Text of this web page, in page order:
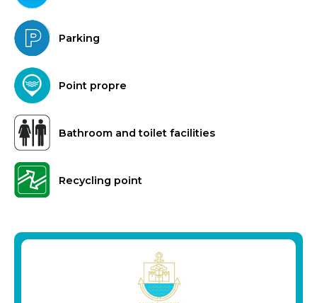
Parking
Point propre
Bathroom and toilet facilities
Recycling point